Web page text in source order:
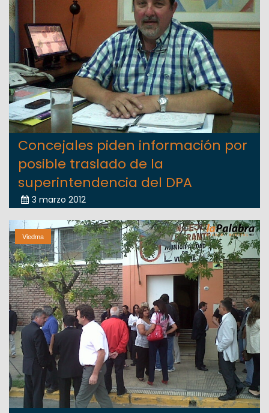
Concejales piden información por
posible traslado de la
superintendencia del DPA
3 marzo 2012
Viedma